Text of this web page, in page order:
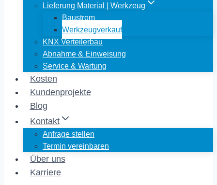
Lieferung Material | Werkzeug
Baustrom
Werkzeugverkauf
KNX Verteilerbau
Abnahme & Einweisung
Service & Wartung
Kosten
Kundenprojekte
Blog
Kontakt
Anfrage stellen
Termin vereinbaren
Über uns
Karriere